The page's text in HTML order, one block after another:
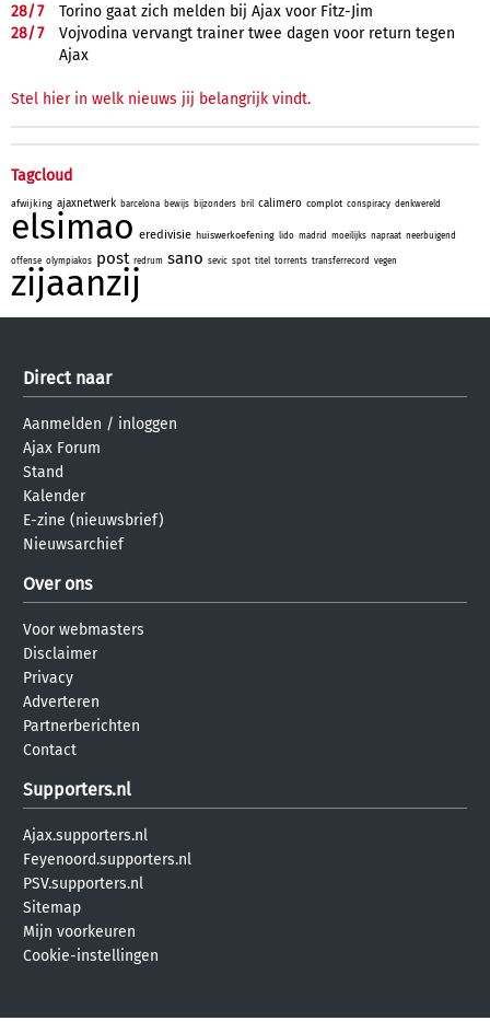
28/7
Torino gaat zich melden bij Ajax voor Fitz-Jim
28/7
Vojvodina vervangt trainer twee dagen voor return tegen
Ajax
Stel hier in welk nieuws jij belangrijk vindt.
Tagcloud
afwijking ajaxnetwerk barcelona bewijs bijzonders bril calimero complot conspiracy denkwereld
elsimao eredivisie huiswerkoefening lido madrid moeilijks napraat neerbuigend
offense olympiakos post redrum sano sevic spot titel torrents transferrecord vegen
zijaanzij
Direct naar
Aanmelden / inloggen
Ajax Forum
Stand
Kalender
E-zine (nieuwsbrief)
Nieuwsarchief
Over ons
Voor webmasters
Disclaimer
Privacy
Adverteren
Partnerberichten
Contact
Supporters.nl
Ajax.supporters.nl
Feyenoord.supporters.nl
PSV.supporters.nl
Sitemap
Mijn voorkeuren
Cookie-instellingen